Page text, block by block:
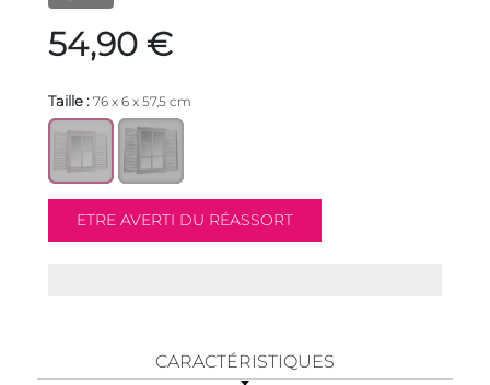
54,90 €
Taille : 76 x 6 x 57,5 cm
CARACTÉRISTIQUES